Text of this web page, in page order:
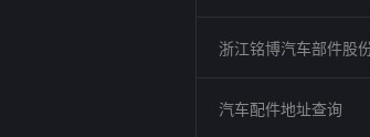
浙江铭博汽车部件股
汽车配件地址查询